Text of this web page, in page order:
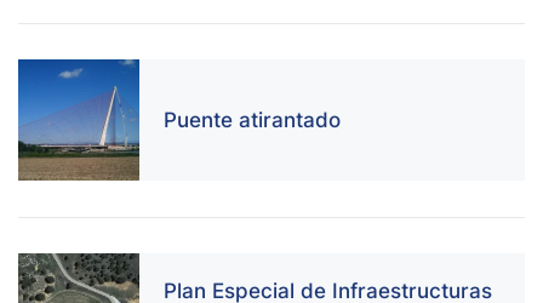
Puente atirantado
Plan Especial de Infraestructuras